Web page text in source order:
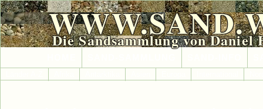
Die Sandsammlung von Daniel